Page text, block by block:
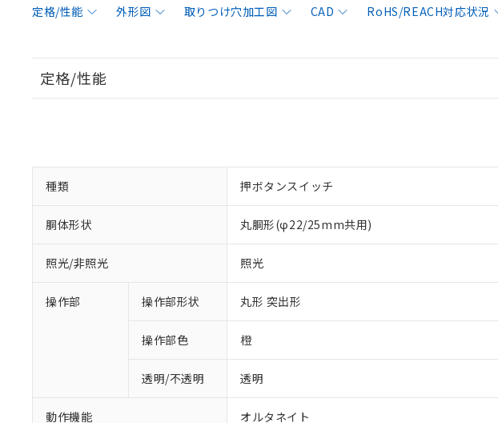
定格/性能 外形図 取りつけ穴加工図 CAD RoHS/REACH対応状況
定格/性能
種類 押ボタンスイッチ
胴体形状 丸胴形(φ22/25mm共用)
照光/非照光 照光
操作部 操作部形状 丸形 突出形
操作部色 橙
透明/不透明 透明
動作機能 オルタネイト